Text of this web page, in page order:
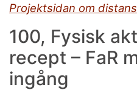
Projektsidan om
100, Fysisk
recept – FaR
ingång